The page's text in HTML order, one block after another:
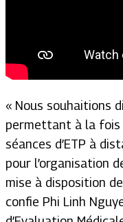
« Nous souhaitions
permettant à la fois
séances d’ETP à
pour l’organisation
mise à disposition
confie Phi Linh